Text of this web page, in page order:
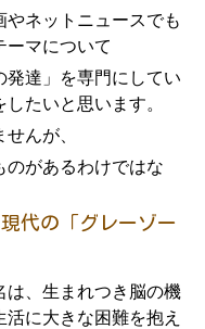
ネットニュースでも
ーマについて
達」を専門にしてい
たいと思います。
んが、
のがあるわけではな
代の「グレーゾー
は、生まれつき脳の機
に大きな困難を抱え